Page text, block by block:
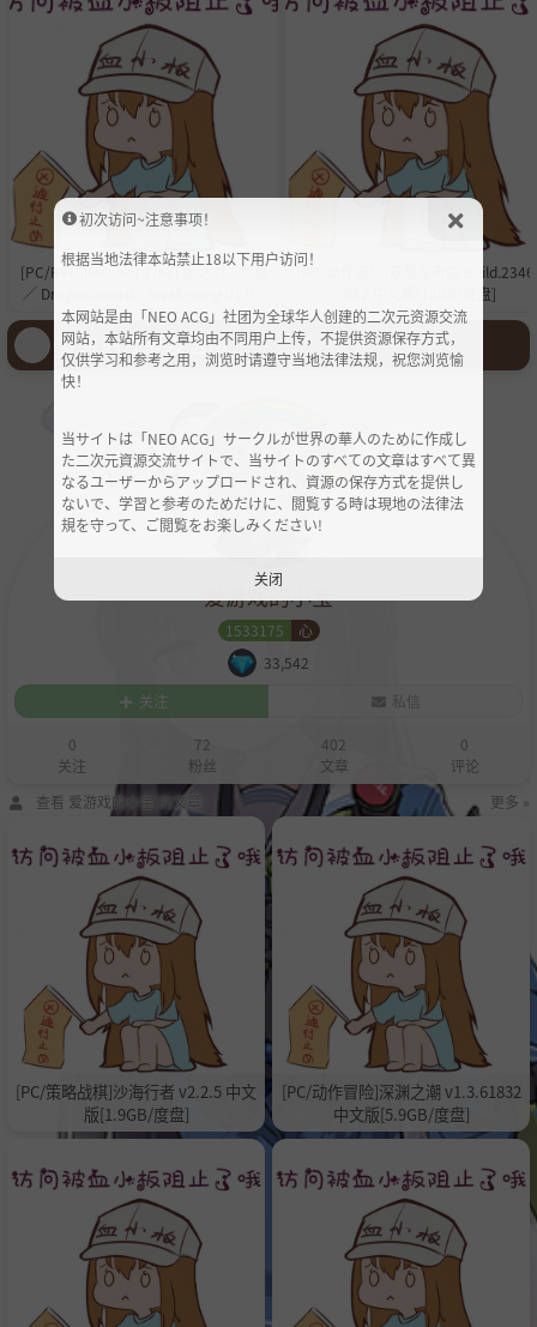
[PC/RPG][Hound13 Inc] 龙之剑：觉醒
／ DragonSword：Awakening V1.0.8
+全DLC+OST+设定集 [20GB][百度/夸
克]
[PC/动作冒险]双截龙再临
852 中文版[12GB/度盘]
登录后才能发言哦！
爱游戏的小宝
1533175
心
33,542
关注
私信
0
关注
72
粉丝
402
文章
0
评论
查看 爱游戏的小宝 的文章
更多 »
[PC/策略战棋]沙海行者 v2.2.5 中文
版[1.9GB/度盘]
[PC/动作冒险]深渊之潮 v1.3.61832
中文版[5.9GB/度盘]
初次访问~注意事项！
根据当地法律本站禁止18以下用户访问！
本网站是由「NEO ACG」社团为全球华人创建的二次元资源交流
网站，本站所有文章均由不同用户上传，不提供资源保存方式，
仅供学习和参考之用，浏览时请遵守当地法律法规，祝您浏览愉
快！
当サイトは「NEO ACG」サークルが世界の華人のために作成し
た二次元資源交流サイトで、当サイトのすべての文章はすべて異
なるユーザーからアップロードされ、資源の保存方式を提供し
ないで、学習と参考のためだけに、閲覧する時は現地の法律法
規を守って、ご閲覧をお楽しみください!
关闭